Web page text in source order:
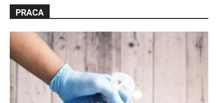
PRACA